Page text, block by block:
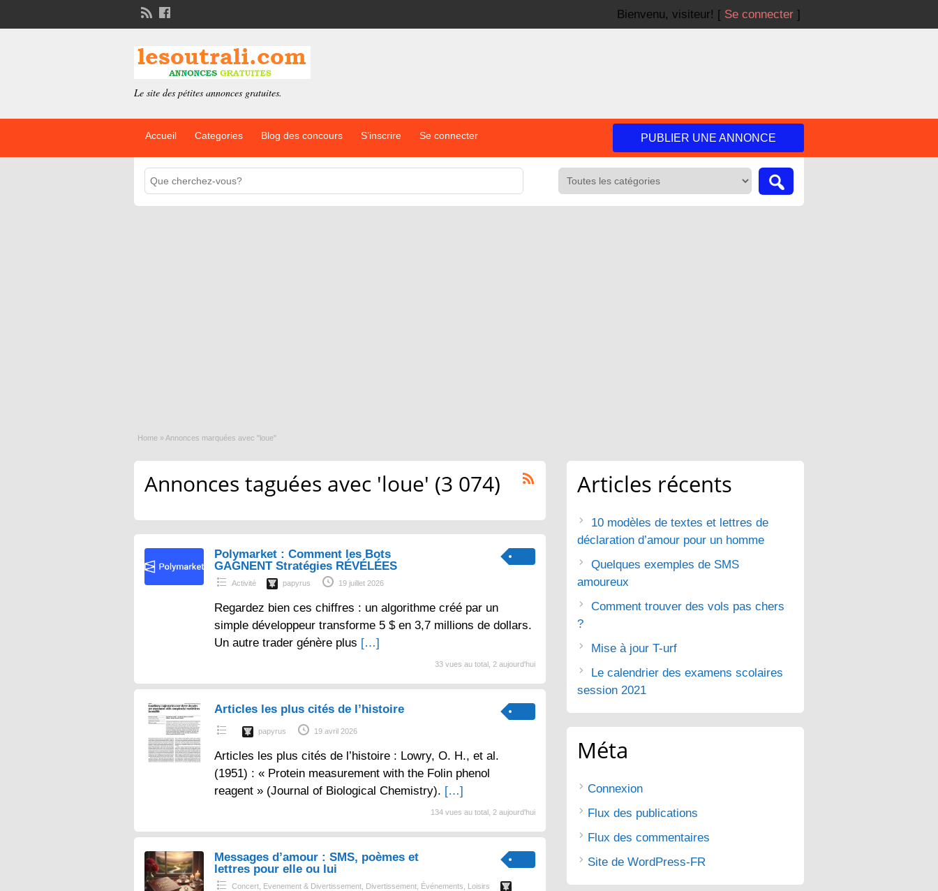
Bienvenu, visiteur! [ Se connecter ]
Le site des pétites annonces gratuites.
Accueil Categories Blog des concours S’inscrire Se connecter PUBLIER UNE ANNONCE
Home » Annonces marquées avec "loue"
Annonces taguées avec 'loue' (3 074)
Polymarket : Comment les Bots
GAGNENT Stratégies RÉVÉLÉES
Activité papyrus 19 juillet 2026
Regardez bien ces chiffres : un algorithme créé par un
simple développeur transforme 5 $ en 3,7 millions de dollars.
Un autre trader génère plus […]
33 vues au total, 2 aujourd'hui
Articles les plus cités de l’histoire
papyrus 19 avril 2026
Articles les plus cités de l’histoire : Lowry, O. H., et al.
(1951) : « Protein measurement with the Folin phenol
reagent » (Journal of Biological Chemistry). […]
134 vues au total, 2 aujourd'hui
Messages d’amour : SMS, poèmes et
lettres pour elle ou lui
Concert, Evenement & Divertissement Divertissement Événements Loisirs
Articles récents
10 modèles de textes et lettres de
déclaration d’amour pour un homme
Quelques exemples de SMS
amoureux
Comment trouver des vols pas chers
?
Mise à jour T-urf
Le calendrier des examens scolaires
session 2021
Méta
Connexion
Flux des publications
Flux des commentaires
Site de WordPress-FR